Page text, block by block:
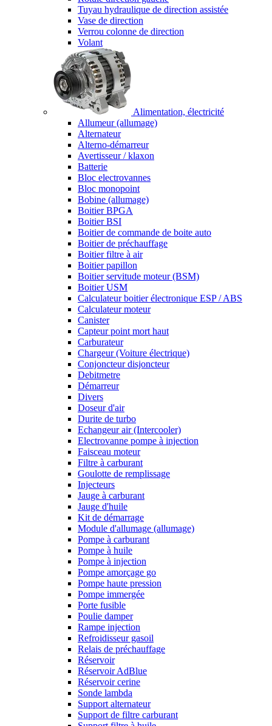
Tuyau hydraulique de direction assistée
Vase de direction
Verrou colonne de direction
Volant
Alimentation, électricité
Allumeur (allumage)
Alternateur
Alterno-démarreur
Avertisseur / klaxon
Batterie
Bloc electrovannes
Bloc monopoint
Bobine (allumage)
Boitier BPGA
Boitier BSI
Boitier de commande de boite auto
Boitier de préchauffage
Boitier filtre à air
Boitier papillon
Boitier servitude moteur (BSM)
Boitier USM
Calculateur boitier électronique ESP / ABS
Calculateur moteur
Canister
Capteur point mort haut
Carburateur
Chargeur (Voiture électrique)
Conjoncteur disjoncteur
Debitmetre
Démarreur
Divers
Doseur d'air
Durite de turbo
Echangeur air (Intercooler)
Electrovanne pompe à injection
Faisceau moteur
Filtre à carburant
Goulotte de remplissage
Injecteurs
Jauge à carburant
Jauge d'huile
Kit de démarrage
Module d'allumage (allumage)
Pompe à carburant
Pompe à huile
Pompe à injection
Pompe amorçage go
Pompe haute pression
Pompe immergée
Porte fusible
Poulie damper
Rampe injection
Refroidisseur gasoil
Relais de préchauffage
Réservoir
Réservoir AdBlue
Réservoir cerine
Sonde lambda
Support alternateur
Support de filtre carburant